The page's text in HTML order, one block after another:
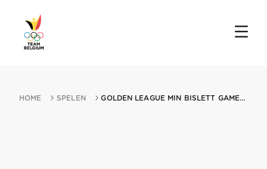
HOME SPELEN GOLDEN LEAGUE MIN BISLETT GAMES 15062007 OSLO